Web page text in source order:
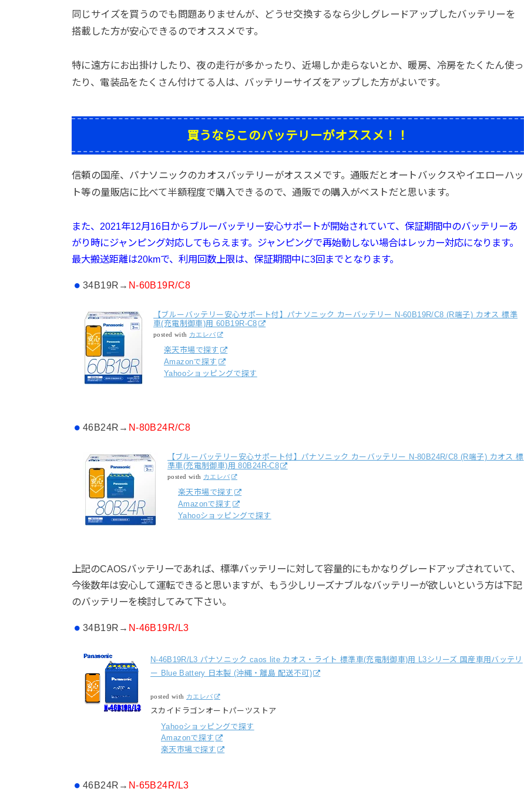
同じサイズを買うのでも問題ありませんが、どうせ交換するなら少しグレードアップしたバッテリーを
搭載した方が安心できるのでオススメです。
特に遠方にお出掛けしたり、夜の走行が多かったり、近場しか走らないとか、暖房、冷房をたくたん使っ
たり、電装品をたくさん付けてる人は、バッテリーサイズをアップした方がよいです。
買うならこのバッテリーがオススメ！！
信頼の国産、パナソニックのカオスバッテリーがオススメです。通販だとオートバックスやイエローハッ
ト等の量販店に比べて半額程度で購入できるので、通販での購入がベストだと思います。
また、2021年12月16日から ブルーバッテリー安心サポートが開始されていて、 保証期間中のバッテリーあ
がり時にジャンピング対応してもらえます。ジャンピングで再始動しない場合はレッカー対応になります。
最大搬送距離は20kmで、利用回数上限は、保証期間中に3回までとなります。
34B19R→ N-60B19R/C8
【ブルーバッテリー安心サポート付】パナソニック カーバッテリー N-60B19R/C8 (R端子) カオス 標準
車(充電制御車)用 60B19R-C8
posted with カエレバ
楽天市場で探す
Amazonで探す
Yahooショッピングで探す
46B24R→ N-80B24R/C8
【ブルーバッテリー安心サポート付】パナソニック カーバッテリー N-80B24R/C8 (R端子) カオス 標
準車(充電制御車)用 80B24R-C8
posted with カエレバ
楽天市場で探す
Amazonで探す
Yahooショッピングで探す
上記のCAOSバッテリーであれば、標準バッテリーに対して容量的にもかなりグレードアップされていて、
今後数年は安心して運転できると思いますが、もう少しリーズナブルなバッテリーが欲しいという方は下記
のバッテリーを検討してみて下さい。
34B19R→ N-46B19R/L3
N-46B19R/L3 パナソニック caos lite カオス・ライト 標準車(充電制御車)用 L3シリーズ 国産車用バッテリ
ー Blue Battery 日本製 (沖縄・離島 配送不可)
posted with カエレバ
スカイドラゴンオートパーツストア
Yahooショッピングで探す
Amazonで探す
楽天市場で探す
46B24R→ N-65B24R/L3